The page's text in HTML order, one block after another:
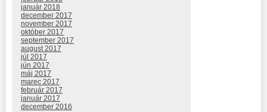
január 2018
december 2017
november 2017
október 2017
september 2017
august 2017
júl 2017
jún 2017
máj 2017
marec 2017
február 2017
január 2017
december 2016